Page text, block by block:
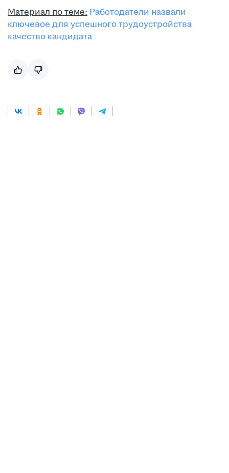
Материал по теме: Работодатели назвали
ключевое для успешного трудоустройства
качество кандидата